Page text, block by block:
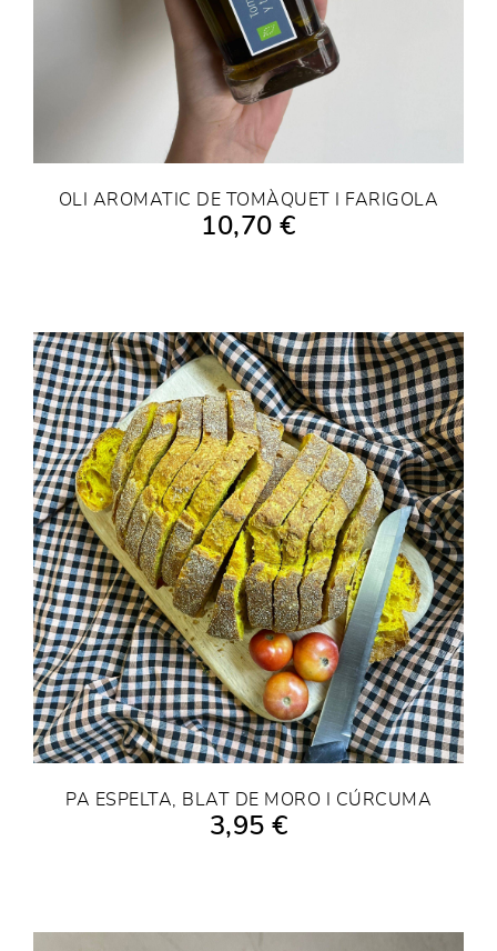
AFEGIR A LA COMPRA
OLI AROMATIC DE TOMÀQUET I FARIGOLA
10,70 €
AFEGIR A LA COMPRA
PA ESPELTA, BLAT DE MORO I CÚRCUMA
3,95 €